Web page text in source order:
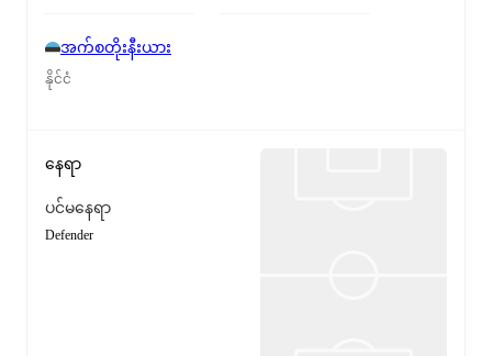
အက်စတိုးနီးယား
နိုင်ငံ
နေရာ
ပင်မနေရာ
Defender